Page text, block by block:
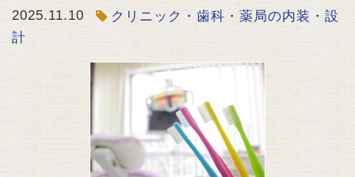
2025.11.10
クリニック・歯科・薬局の内装・設
計